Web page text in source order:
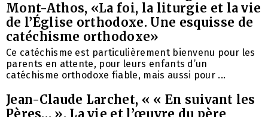
Mont-Athos, «La foi, la liturgie et la vie
de l’Église orthodoxe. Une esquisse de
catéchisme orthodoxe»
Ce catéchisme est particulièrement bienvenu pour les
parents en attente, pour leurs enfants d’un
catéchisme orthodoxe fiable, mais aussi pour ...
Jean-Claude Larchet, « « En suivant les
Pères… ». La vie et l’œuvre du père